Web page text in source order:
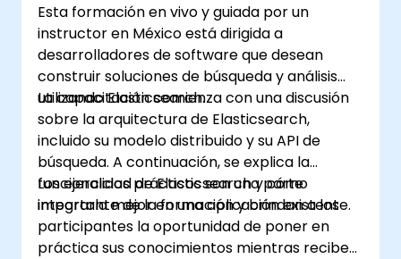
Esta formación en vivo y guiada por un
instructor en México está dirigida a
desarrolladores de software que desean
construir soluciones de búsqueda y análisis
utilizando Elasticsearch.
La capacitación comienza con una discusión
sobre la arquitectura de Elasticsearch,
incluido su modelo distribuido y su API de
búsqueda. A continuación, se explica la
funcionalidad de Elasticsearch y cómo
integrarla mejor en una aplicación existente.
Los ejercicios prácticos son una parte
importante de la formación y brindan a los
participantes la oportunidad de poner en
práctica sus conocimientos mientras reciben